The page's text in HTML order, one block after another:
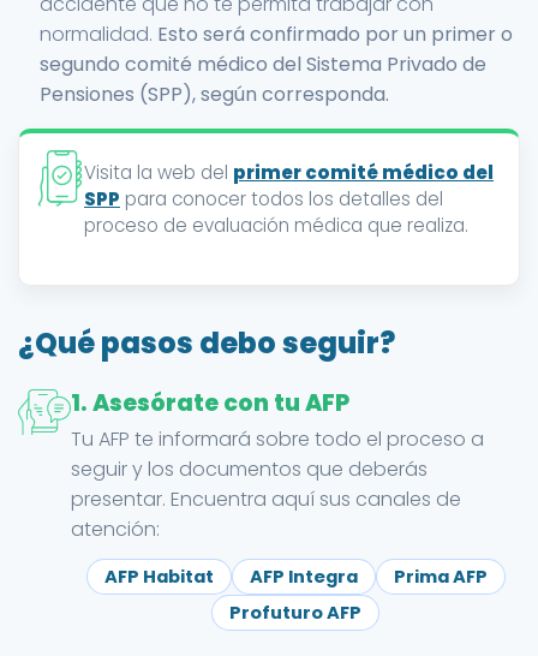
normalidad. Esto será confirmado por un primer o
segundo comité médico del Sistema Privado de
Pensiones (SPP), según corresponda.
Visita la web del primer comité médico del
SPP para conocer todos los detalles del
proceso de evaluación médica que realiza.
¿Qué pasos debo seguir?
1. Asesórate con tu AFP
Tu AFP te informará sobre todo el proceso a
seguir y los documentos que deberás
presentar. Encuentra aquí sus canales de
atención:
AFP Habitat AFP Integra
Prima AFP
Profuturo AFP